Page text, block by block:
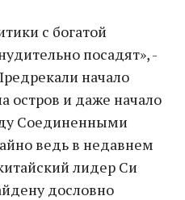
с богатой
посадят», -
начало
остров и даже начало
Соединенными
ведь в недавнем
лидер Си
дословно